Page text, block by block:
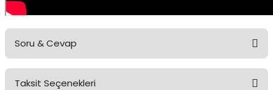
Soru & Cevap
Taksit Seçenekleri